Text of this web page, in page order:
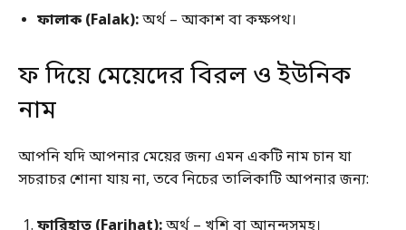
ফালাক (Falak):অর্থ – আকাশ বা কক্ষপথ।
ফ দিয়ে মেয়েদের বিরল ও ইউনিক
নাম
আপনি যদি আপনার মেয়ের জন্য এমন একটি নাম চান যা
সচরাচর শোনা যায় না, তবে নিচের তালিকাটি আপনার জন্য: